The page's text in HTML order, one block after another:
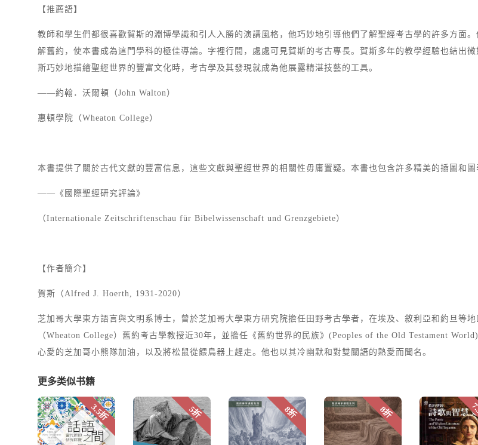
【推薦語】
教師和學生們都很喜歡賀斯的淵博學識和引人入勝的演講風格，他巧妙地引導他們了解聖經考古學的許多方面
解舊約，使本書成為這門學科的極佳導論。字裡行間，處處可見賀斯的考古專長。賀斯多年的教學經驗也結出
斯巧妙地描繪聖經世界的豐富文化時，考古學及其發現就成為他展露精湛技藝的工具。
——約翰．沃爾頓（John Walton）
惠頓學院（Wheaton College）
本書提供了關於古代文獻的豐富信息，這些文獻與聖經世界的相關性毋庸置疑。本書也包含許多精美的插圖和
——《國際聖經研究評論》
（Internationale Zeitschriftenschau für Bibelwissenschaft und Grenzgebiete）
【作者簡介】
賀斯（Alfred J. Hoerth, 1931-2020）
芝加哥大學東方語言與文明系博士，曾於芝加哥大學東方研究院擔任田野考古學者，在埃及、敘利亞和約旦等
（Wheaton College）舊約考古學教授近30年，並擔任《舊約世界的民族》(Peoples of the Old Testament
心愛的芝加哥小熊隊加油，以及將松鼠從餵鳥器上趕走。他也以其冷幽默和對雙關語的熱愛而聞名。
更多类似书籍